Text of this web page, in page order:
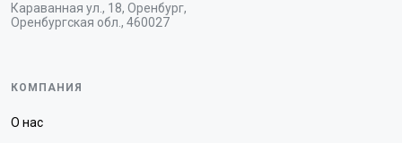
Караванная ул., 18, Оренбург,
Оренбургская обл., 460027
КОМПАНИЯ
О нас